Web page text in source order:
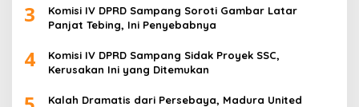
3
Komisi IV DPRD Sampang Soroti Gambar Latar
Panjat Tebing, Ini Penyebabnya
4
Komisi IV DPRD Sampang Sidak Proyek SSC,
Kerusakan Ini yang Ditemukan
Kalah Dramatis dari Persebaya, Madura United